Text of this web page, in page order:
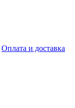
Оплата и доставка